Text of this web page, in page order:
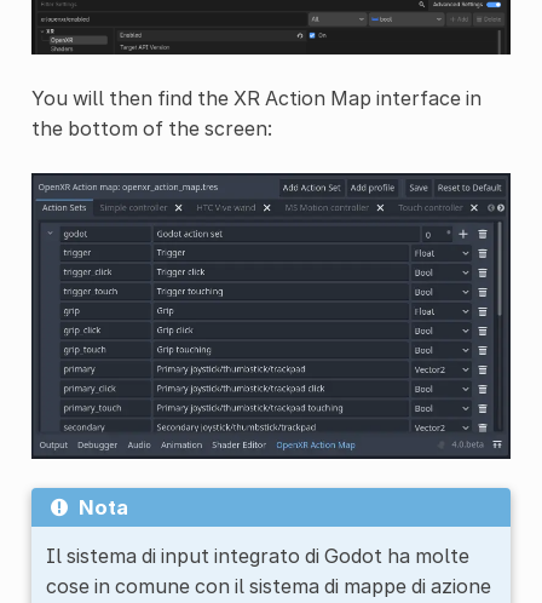
You will then find the XR Action Map interface in
the bottom of the screen:
Nota
Il sistema di input integrato di Godot ha molte
cose in comune con il sistema di mappe di azione